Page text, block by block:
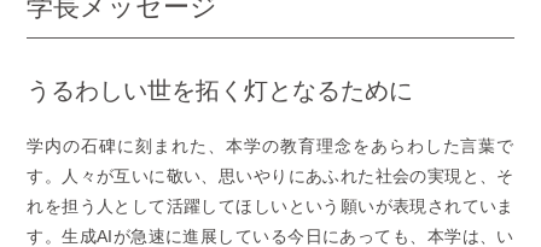
学長メッセージ
うるわしい世を拓く灯となるために
学内の石碑に刻まれた、本学の教育理念をあらわした言葉で
す。人々が互いに敬い、思いやりにあふれた社会の実現と、そ
れを担う人として活躍してほしいという願いが表現されていま
す。生成AIが急速に進展している今日にあっても、本学は、い